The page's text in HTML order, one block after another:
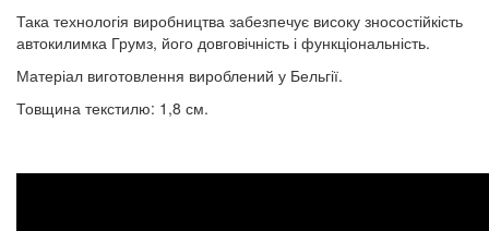
Така технологія виробництва забезпечує високу зносостійкість
автокилимка Грумз, його довговічність і функціональність.
Матеріал виготовлення вироблений у Бельгії.
Товщина текстилю: 1,8 см.